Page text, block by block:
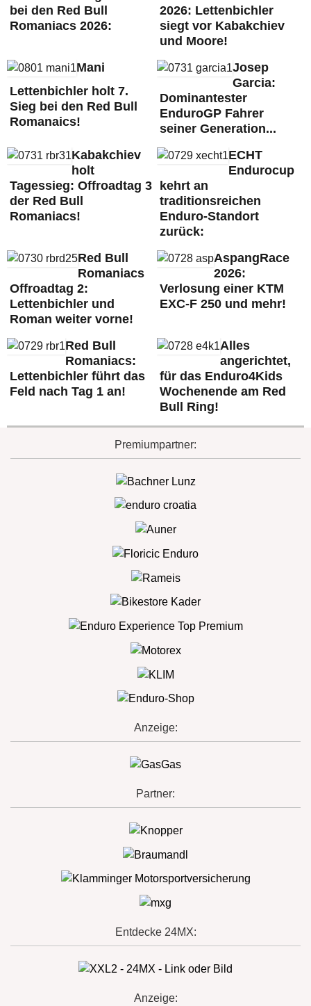
bei den Red Bull
Romaniacs 2026:
2026: Lettenbichler
siegt vor Kabakchiev
und Moore!
Mani
Lettenbichler holt 7.
Sieg bei den Red Bull
Romanaics!
Josep
Garcia:
Dominantester
EnduroGP Fahrer
seiner Generation...
Kabakchiev
holt
Tagessieg: Offroadtag 3
der Red Bull
Romaniacs!
ECHT
Endurocup
kehrt an
traditionsreichen
Enduro-Standort
zurück:
Red Bull
Romaniacs
Offroadtag 2:
Lettenbichler und
Roman weiter vorne!
AspangRace
2026:
Verlosung einer KTM
EXC-F 250 und mehr!
Red Bull
Romaniacs:
Lettenbichler führt das
Feld nach Tag 1 an!
Alles
angerichtet,
für das Enduro4Kids
Wochenende am Red
Bull Ring!
Premiumpartner:
Anzeige:
Partner:
Entdecke 24MX:
Anzeige: